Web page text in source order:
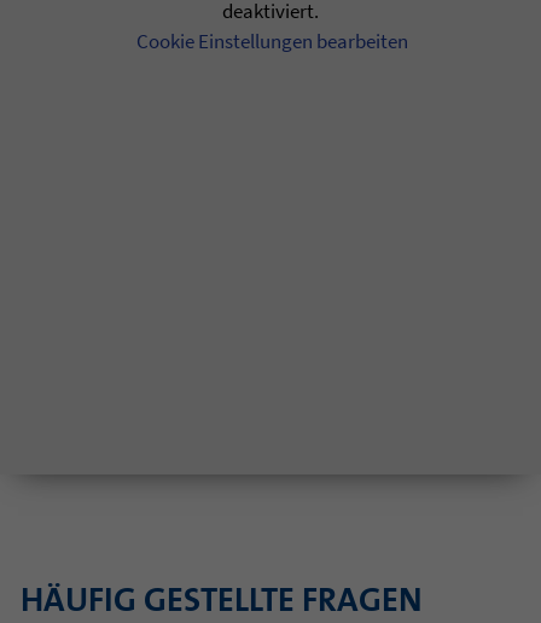
deaktiviert.
Cookie Einstellungen bearbeiten
HÄUFIG GESTELLTE FRAGEN